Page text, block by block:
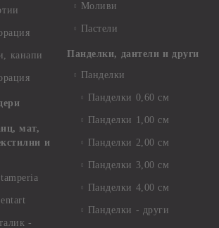
канапи
мат,
и
-
Моливи
Пастели
Панделки, дантели и други
Панделки
Панделки 0,60 см
Панделки 1,00 см
Панделки 2,00 см
Панделки 3,00 см
Панделки 4,00 см
Панделки - други